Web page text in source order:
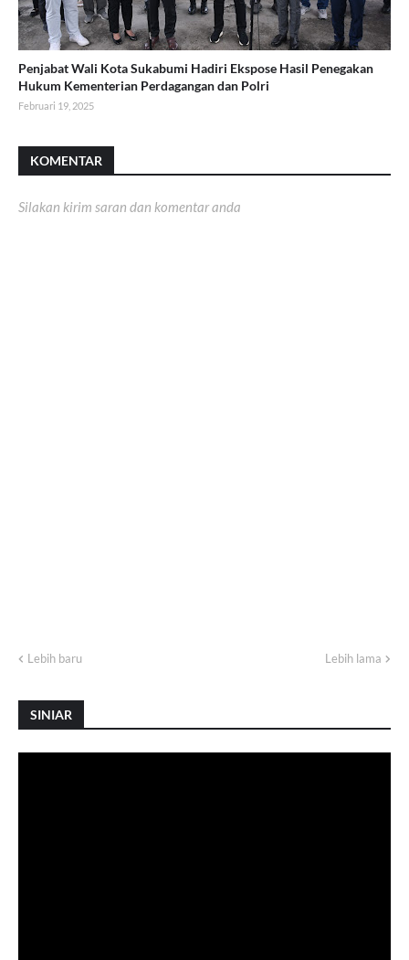
Penjabat Wali Kota Sukabumi Hadiri Ekspose Hasil Penegakan
Hukum Kementerian Perdagangan dan Polri
Februari 19, 2025
KOMENTAR
Silakan kirim saran dan komentar anda
Lebih baru Lebih lama
SINIAR